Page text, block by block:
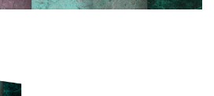
मुफ्त डाउनलोड